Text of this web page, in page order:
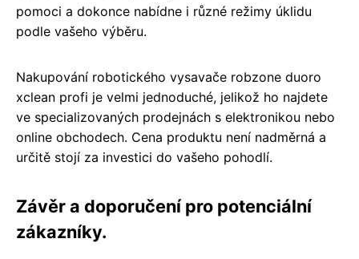
pomoci a dokonce nabídne i různé režimy úklidu
podle vašeho výběru.
Nakupování robotického vysavače robzone duoro
xclean profi je velmi jednoduché, jelikož ho najdete
ve specializovaných prodejnách s elektronikou nebo
online obchodech. Cena produktu není nadměrná a
určitě stojí za investici do vašeho pohodlí.
Závěr a doporučení pro potenciální
zákazníky.